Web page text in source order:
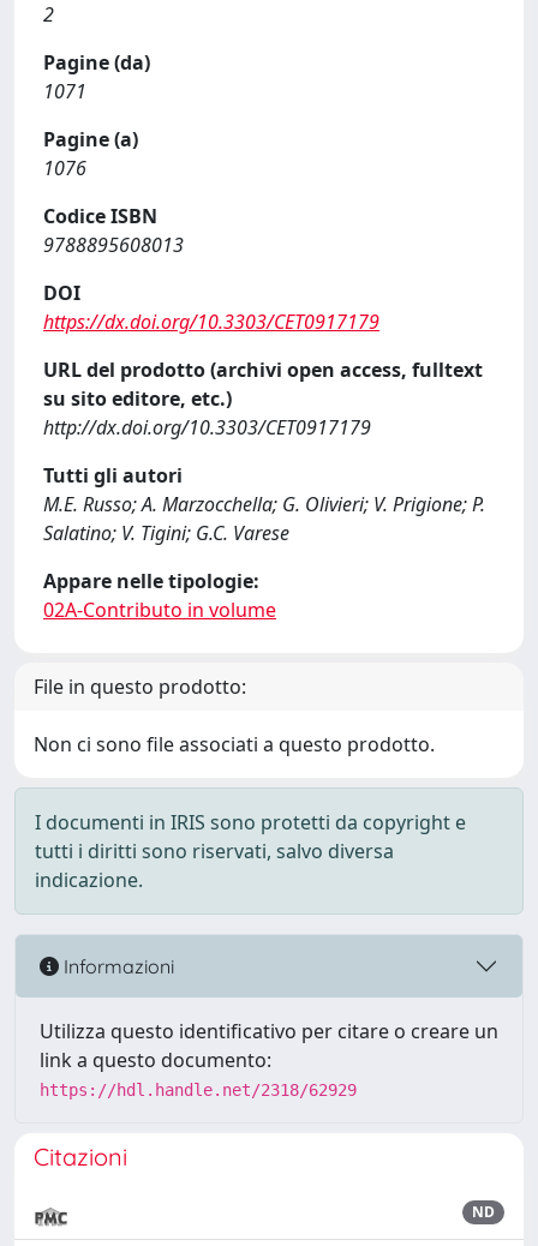
2
Pagine (da)
1071
Pagine (a)
1076
Codice ISBN
9788895608013
DOI
https://dx.doi.org/10.3303/CET0917179
URL del prodotto (archivi open access, fulltext
su sito editore, etc.)
http://dx.doi.org/10.3303/CET0917179
Tutti gli autori
M.E. Russo; A. Marzocchella; G. Olivieri; V. Prigione; P.
Salatino; V. Tigini; G.C. Varese
Appare nelle tipologie:
02A-Contributo in volume
File in questo prodotto:
Non ci sono file associati a questo prodotto.
I documenti in IRIS sono protetti da copyright e
tutti i diritti sono riservati, salvo diversa
indicazione.
Informazioni
Utilizza questo identificativo per citare o creare un
link a questo documento:
https://hdl.handle.net/2318/62929
Citazioni
ND